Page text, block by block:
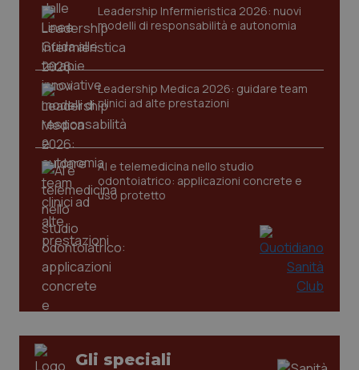
Leadership Infermieristica 2026: nuovi
modelli di responsabilità e autonomia
Leadership Medica 2026: guidare team
clinici ad alte prestazioni
AI e telemedicina nello studio
odontoiatrico: applicazioni concrete e
uso protetto
Gli speciali
VISITOR_PRIVACY_METADATA
YouTube
.youtube.com
CookieScriptConsent
www.quotidianosanita.it